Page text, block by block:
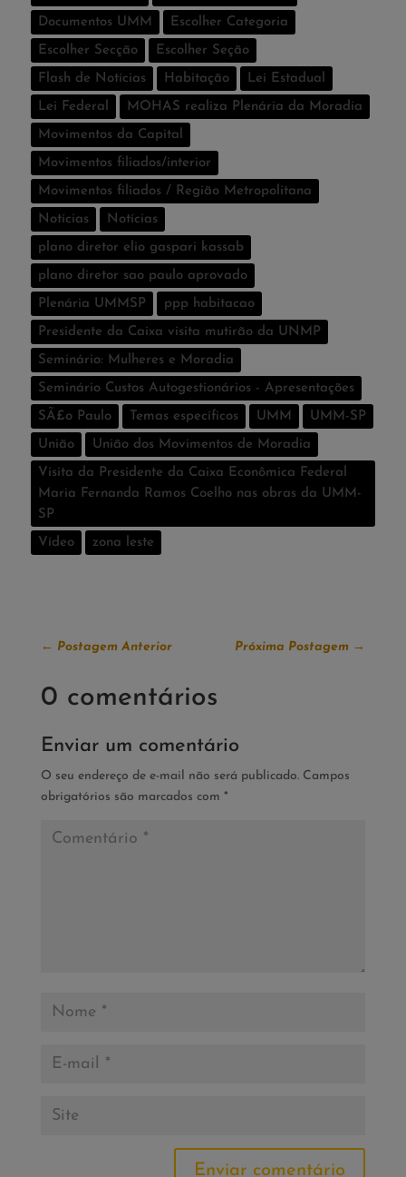
Documentos UMM Escolher Categoria
Escolher Secção Escolher Seção
Flash de Notí­cias Habitação Lei Estadual
Lei Federal MOHAS realiza Plenária da Moradia
Movimentos da Capital
Movimentos filiados/interior
Movimentos filiados / Região Metropolitana
Notícias Notí­cias
plano diretor elio gaspari kassab
plano diretor sao paulo aprovado
Plenária UMMSP ppp habitacao
Presidente da Caixa visita mutirão da UNMP
Seminário: Mulheres e Moradia
Seminário Custos Autogestionários - Apresentações
SÃ£o Paulo Temas especí­ficos UMM UMM-SP
União União dos Movimentos de Moradia
Visita da Presidente da Caixa Econômica Federal
Maria Fernanda Ramos Coelho nas obras da UMM-
SP
Vídeo zona leste
← Postagem Anterior Próxima Postagem →
0 comentários
Enviar um comentário
O seu endereço de e-mail não será publicado. Campos
obrigatórios são marcados com *
Enviar comentário